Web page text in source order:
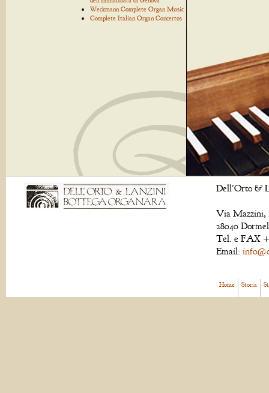
Weckmann Complete Organ Music
Complete Italian Organ Concertos
Dell'Orto &
Via Mazzini,
28040
Tel. e FAX
Email:
Home Storia